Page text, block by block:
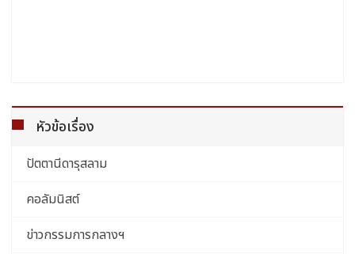
หัวข้อเรื่อง
ปัตตานีดารุสลาม
คอลัมนิสต์
ข่าวกรรมการกลางฯ